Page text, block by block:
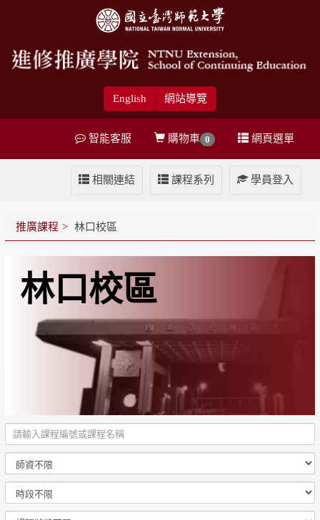
English 網站導覽
網頁選單
購物車 0
智能客服
學員登入
課程系列
相關連結
推廣課程 林口校區
林口校區